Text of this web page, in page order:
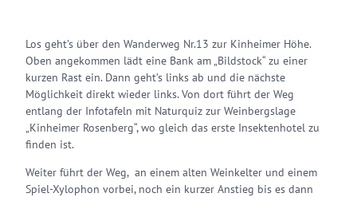
Los geht’s über den Wanderweg Nr.13 zur Kinheimer Höhe.
Oben angekommen lädt eine Bank am „Bildstock“ zu einer
kurzen Rast ein. Dann geht’s links ab und die nächste
Möglichkeit direkt wieder links. Von dort führt der Weg
entlang der Infotafeln mit Naturquiz zur Weinbergslage
„Kinheimer Rosenberg“, wo gleich das erste Insektenhotel zu
finden ist.
Weiter führt der Weg, an einem alten Weinkelter und einem
Spiel-Xylophon vorbei, noch ein kurzer Anstieg bis es dann